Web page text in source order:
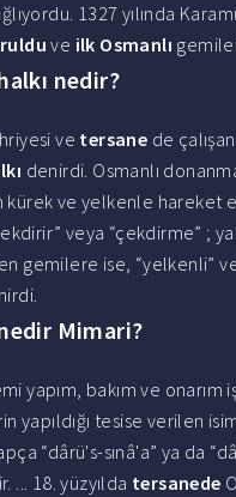
1327 yılında
ve ilk Osmanlı
nedir?
ve tersane de
denirdi. Osmanlı
kürek ve yelkenle hareket
veya “çekdirme” ;
gemilere ise, “yelkenli” ve
Mimari?
yapım, bakım ve
yapıldığı tesise verilen
“dârü's-sınâ'a” ya da
... 18. yüzyılda tersanede